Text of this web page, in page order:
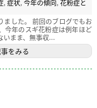
, 症状, 今年の傾向, 花粉症と
ました。 前回のブログでもお
今年のスギ花粉症は例年ほど
いまま、無事収...
をみる